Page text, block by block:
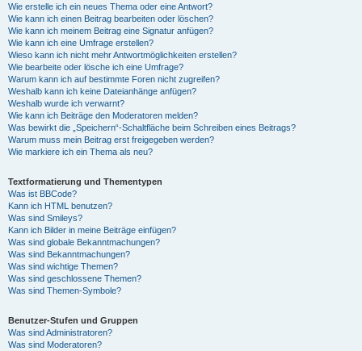
Wie erstelle ich ein neues Thema oder eine Antwort?
Wie kann ich einen Beitrag bearbeiten oder löschen?
Wie kann ich meinem Beitrag eine Signatur anfügen?
Wie kann ich eine Umfrage erstellen?
Wieso kann ich nicht mehr Antwortmöglichkeiten erstellen?
Wie bearbeite oder lösche ich eine Umfrage?
Warum kann ich auf bestimmte Foren nicht zugreifen?
Weshalb kann ich keine Dateianhänge anfügen?
Weshalb wurde ich verwarnt?
Wie kann ich Beiträge den Moderatoren melden?
Was bewirkt die „Speichern“-Schaltfläche beim Schreiben eines Beitrags?
Warum muss mein Beitrag erst freigegeben werden?
Wie markiere ich ein Thema als neu?
Textformatierung und Thementypen
Was ist BBCode?
Kann ich HTML benutzen?
Was sind Smileys?
Kann ich Bilder in meine Beiträge einfügen?
Was sind globale Bekanntmachungen?
Was sind Bekanntmachungen?
Was sind wichtige Themen?
Was sind geschlossene Themen?
Was sind Themen-Symbole?
Benutzer-Stufen und Gruppen
Was sind Administratoren?
Was sind Moderatoren?